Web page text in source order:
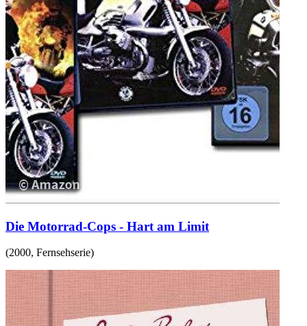
Die Motorrad-Cops - Hart am Limit
(2000, Fernsehserie)